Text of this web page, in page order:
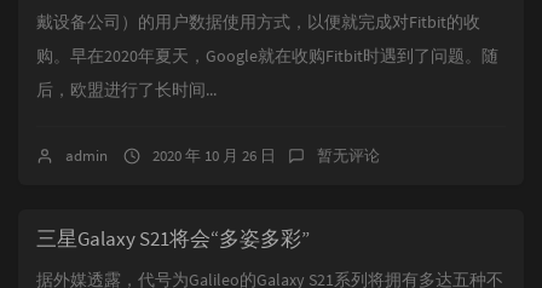
戴设备公司）的用户数据使用方式，以便就完成对Fitbit的收
购。早在2020年夏天，Google就在收购Fitbit时遇到了问题。随
后，欧盟进行了长时间...
admin 2020 年 10 月 26 日 暂无评论
三星Galaxy S21将会“多姿多彩”
据外媒透露，代号为Galileo的Galaxy S21系列将拥有多达五种不